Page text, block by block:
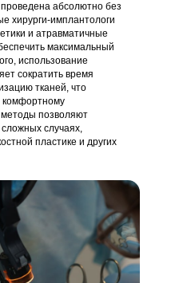
абсолютно без
хирурги-имплантологи
и атравматичные
максимальный
использование
сократить время
тканей, что
комфортному
позволяют
случаях,
пластике и других